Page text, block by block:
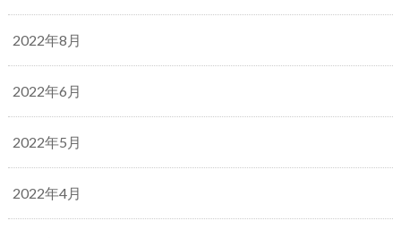
2022年8月
2022年6月
2022年5月
2022年4月